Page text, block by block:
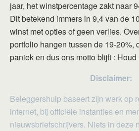
jaar, het winstpercentage zakt naar
Dit betekend immers in 9,4 van de
winst met opties of geen verlies.
portfolio hangen tussen de 19-20%,
paniek en dus ons motto blijft : Houd
Disclaimer:
Beleggershulp baseert zijn werk op
internet, bij officiële instanties en
nieuwsbriefschrijvers. Niets in deze